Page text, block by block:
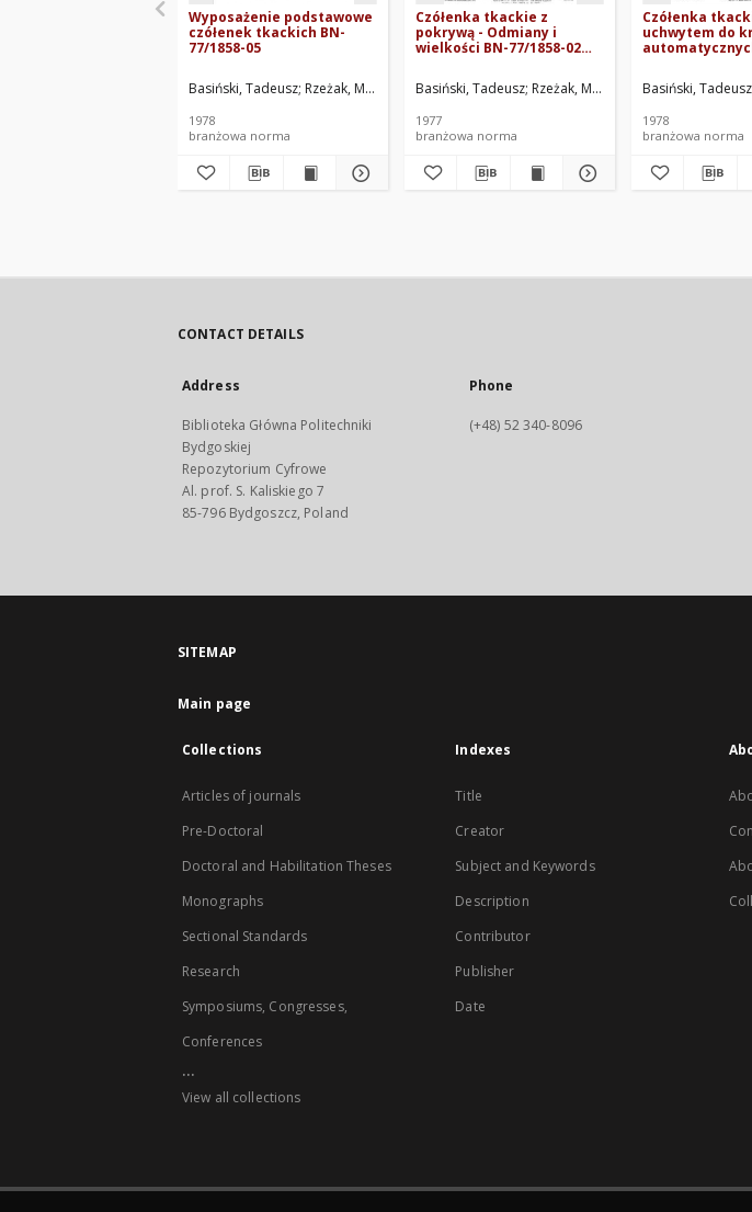
Wyposażenie podstawowe
czółenek tkackich BN-
77/1858-05
Basiński, Tadeusz Rzeżak, Mieczysław Centralne Laboratorium Przemysłu Artykułów
1978
branżowa norma
Czółenka tkackie z
pokrywą - Odmiany i
wielkości BN-77/1858-02
Basiński, Tadeusz Rzeżak, Mieczysław Centralne
1977
branżowa norma
Czółenka
uchwytem do
77/1858-02
Basiński, Tadeusz
1978
branżowa norma
CONTACT DETAILS
Address
Biblioteka Główna Politechniki
Bydgoskiej
Repozytorium Cyfrowe
Al. prof. S. Kaliskiego 7
85-796 Bydgoszcz, Poland
Phone
(+48) 52 340-8096
SITEMAP
Main page
Collections
Articles of journals
Pre-Doctoral
Doctoral and Habilitation Theses
Monographs
Sectional Standards
Research
Symposiums, Congresses,
Conferences
...
View all collections
Indexes
Title
Creator
Subject and Keywords
Description
Contributor
Publisher
Date